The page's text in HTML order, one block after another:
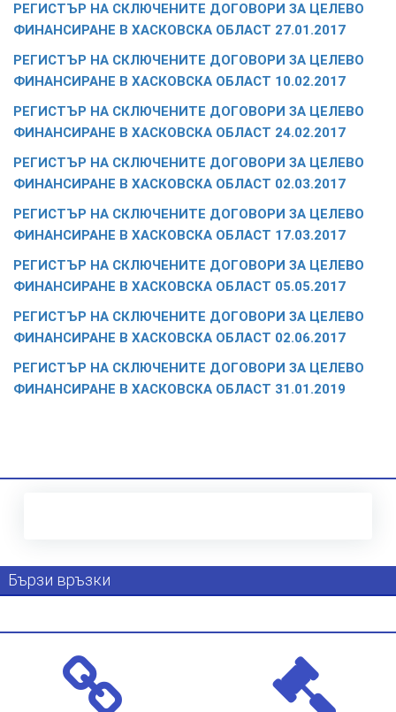
РЕГИСТЪР НА СКЛЮЧЕНИТЕ ДОГОВОРИ ЗА ЦЕЛЕВО
ФИНАНСИРАНЕ В ХАСКОВСКА ОБЛАСТ 27.01.2017
РЕГИСТЪР НА СКЛЮЧЕНИТЕ ДОГОВОРИ ЗА ЦЕЛЕВО
ФИНАНСИРАНЕ В ХАСКОВСКА ОБЛАСТ 10.02.2017
РЕГИСТЪР НА СКЛЮЧЕНИТЕ ДОГОВОРИ ЗА ЦЕЛЕВО
ФИНАНСИРАНЕ В ХАСКОВСКА ОБЛАСТ 24.02.2017
РЕГИСТЪР НА СКЛЮЧЕНИТЕ ДОГОВОРИ ЗА ЦЕЛЕВО
ФИНАНСИРАНЕ В ХАСКОВСКА ОБЛАСТ 02.03.2017
РЕГИСТЪР НА СКЛЮЧЕНИТЕ ДОГОВОРИ ЗА ЦЕЛЕВО
ФИНАНСИРАНЕ В ХАСКОВСКА ОБЛАСТ 17.03.2017
РЕГИСТЪР НА СКЛЮЧЕНИТЕ ДОГОВОРИ ЗА ЦЕЛЕВО
ФИНАНСИРАНЕ В ХАСКОВСКА ОБЛАСТ 05.05.2017
РЕГИСТЪР НА СКЛЮЧЕНИТЕ ДОГОВОРИ ЗА ЦЕЛЕВО
ФИНАНСИРАНЕ В ХАСКОВСКА ОБЛАСТ 02.06.2017
РЕГИСТЪР НА СКЛЮЧЕНИТЕ ДОГОВОРИ ЗА ЦЕЛЕВО
ФИНАНСИРАНЕ В ХАСКОВСКА ОБЛАСТ 31.01.2019
Бързи връзки